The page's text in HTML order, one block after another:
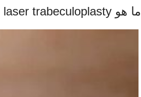
ما هو selective laser trabeculoplasty؟